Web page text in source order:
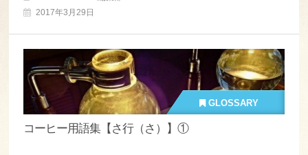
2017年3月29日
GLOSSARY
コーヒー用語集【さ行（さ）】①